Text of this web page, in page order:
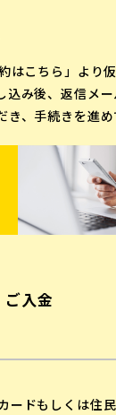
はこちら」より
込み後、返信メ
き、手続きを進め
入金
ードもしくは住